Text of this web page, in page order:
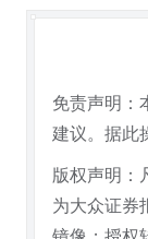
免责声明：
建议。据此
版权声明：
为大众证券